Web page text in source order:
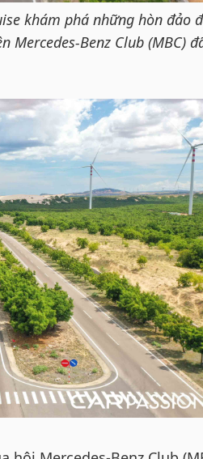
khám phá những hòn đảo
Mercedes-Benz Club (MBC)